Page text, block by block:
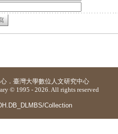
． 臺灣大學數位人文研究中心
© 1995 - 2026. All rights reserved
Collection